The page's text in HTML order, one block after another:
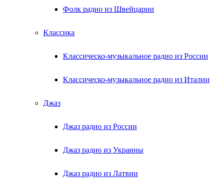
Фолк радио из Швейцарии
Классика
Классическо-музыкальное радио из России
Классическо-музыкальное радио из Италии
Джаз
Джаз радио из России
Джаз радио из Украины
Джаз радио из Латвии